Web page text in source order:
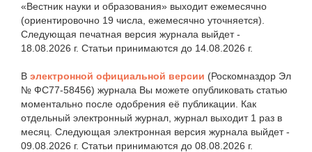
«Вестник науки и образования» выходит ежемесячно
(ориентировочно 19 числа, ежемесячно уточняется).
Следующая печатная версия журнала выйдет -
18.08.2026 г. Статьи принимаются до 14.08.2026 г.
В электронной официальной версии (Роскомназдор Эл
№ ФС77-58456) журнала Вы можете опубликовать статью
моментально после одобрения её публикации. Как
отдельный электронный журнал, журнал выходит 1 раз в
месяц. Следующая электронная версия журнала выйдет -
09.08.2026 г. Статьи принимаются до 08.08.2026 г.